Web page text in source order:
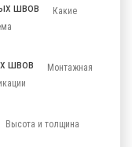
швов
Какие
швов
Монтажная
Высота и толщина